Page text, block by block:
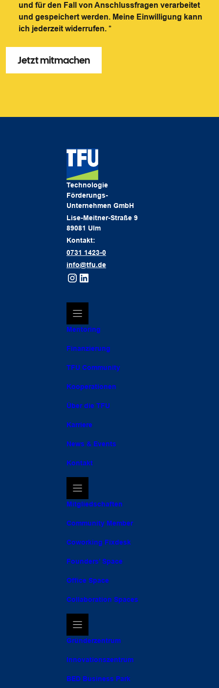
und für den Fall von Anschlussfragen verarbeitet
und gespeichert werden. Meine Einwilligung kann
ich jederzeit widerrufen.*
Technologie
Förderungs-
Unternehmen GmbH
Lise-Meitner-Straße 9
89081 Ulm
Kontakt:
0731 1423-0
info@tfu.de
Mentoring
Finanzierung
TFU Community
Kooperationen
Über die TFU
Karriere
News & Events
Kontakt
Mitgliedschaften
Community Member
Coworking Fixdesk
Founders’ Space
Office Space
Collaboration Spaces
Gründerzentrum
Innovationszentrum
BED Business Park